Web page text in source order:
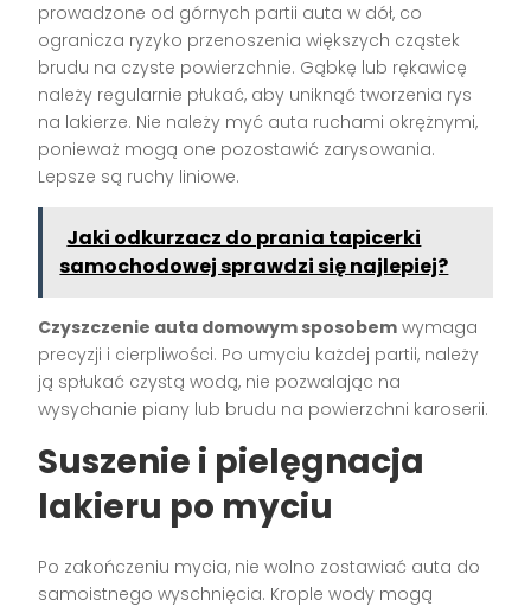
prowadzone od górnych partii auta w dół, co
ogranicza ryzyko przenoszenia większych cząstek
brudu na czyste powierzchnie. Gąbkę lub rękawicę
należy regularnie płukać, aby uniknąć tworzenia rys
na lakierze. Nie należy myć auta ruchami okrężnymi,
ponieważ mogą one pozostawić zarysowania.
Lepsze są ruchy liniowe.
Jaki odkurzacz do prania tapicerki
samochodowej sprawdzi się najlepiej?
Czyszczenie auta domowym sposobem wymaga
precyzji i cierpliwości. Po umyciu każdej partii, należy
ją spłukać czystą wodą, nie pozwalając na
wysychanie piany lub brudu na powierzchni karoserii.
Suszenie i pielęgnacja
lakieru po myciu
Po zakończeniu mycia, nie wolno zostawiać auta do
samoistnego wyschnięcia. Krople wody mogą